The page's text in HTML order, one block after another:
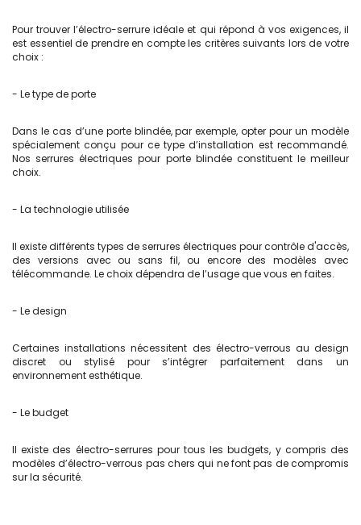
Pour trouver l’électro-serrure idéale et qui répond à vos exigences, il
est essentiel de prendre en compte les critères suivants lors de votre
choix :
- Le type de porte
Dans le cas d’une porte blindée, par exemple, opter pour un modèle
spécialement conçu pour ce type d’installation est recommandé.
Nos serrures électriques pour porte blindée constituent le meilleur
choix.
- La technologie utilisée
Il existe différents types de serrures électriques pour contrôle d'accès,
des versions avec ou sans fil, ou encore des modèles avec
télécommande. Le choix dépendra de l’usage que vous en faites.
- Le design
Certaines installations nécessitent des électro-verrous au design
discret ou stylisé pour s’intégrer parfaitement dans un
environnement esthétique.
- Le budget
Il existe des électro-serrures pour tous les budgets, y compris des
modèles d’électro-verrous pas chers qui ne font pas de compromis
sur la sécurité.